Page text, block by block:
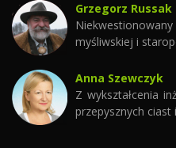
Grzegorz Russak
myśliwskiej i
Anna Szewczyk
Z wykształcenia
przepysznych ciast